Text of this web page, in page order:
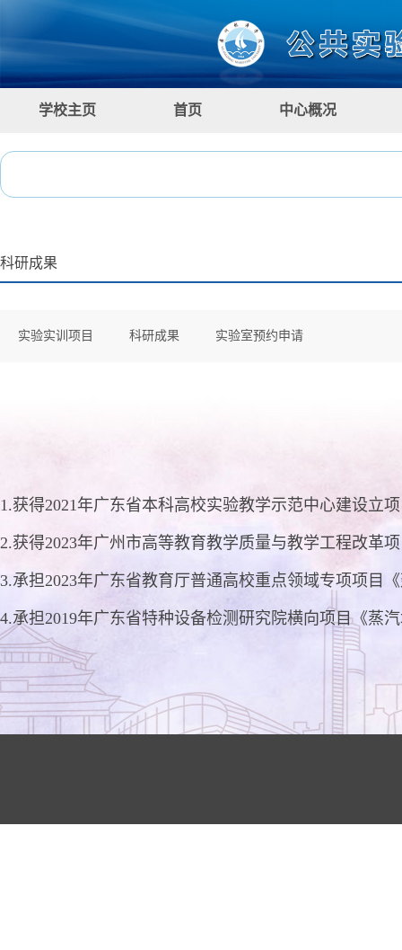
学校主页 首页 中心概况
科研成果
实验实训项目 科研成果 实验室预约申请
1.获得2021年广东省本科高校实验教学示范中心建设立项
2.获得2023年广州市高等教育教学质量与教学工程改革
3.承担2023年广东省教育厅普通高校重点领域专项项目
4.承担2019年广东省特种设备检测研究院横向项目《蒸